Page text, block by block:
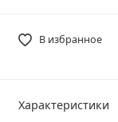
В избранное
Характеристики